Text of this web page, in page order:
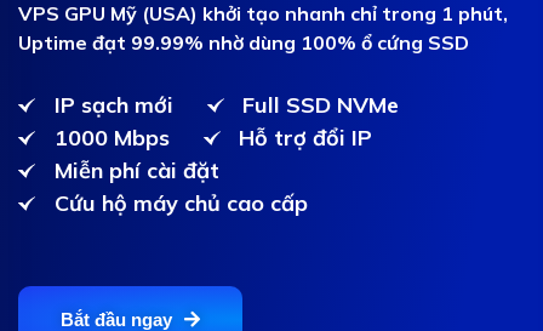
VPS GPU Mỹ (USA) khởi tạo nhanh chỉ trong 1 phút,
Uptime đạt 99.99% nhờ dùng 100% ổ cứng SSD
IP sạch mới
Full SSD NVMe
1000 Mbps
Hỗ trợ đổi IP
Miễn phí cài đặt
Cứu hộ máy chủ cao cấp
Bắt đầu ngay